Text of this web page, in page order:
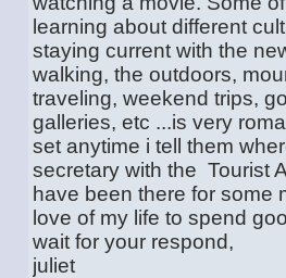
learning about different
staying current with the
walking, the outdoors,
traveling, weekend trips,
galleries, etc ...is very
set anytime i tell them
secretary with the Tourist
have been there for
love of my life to spend
wait for your respond,
juliet